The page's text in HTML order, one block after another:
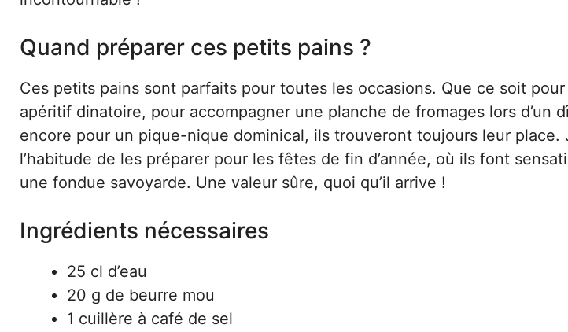
Quand préparer ces petits pains ?
Ces petits pains sont parfaits pour toutes les occasions. Que ce soit pour
apéritif dinatoire, pour accompagner une planche de fromages lors d’un
encore pour un pique-nique dominical, ils trouveront toujours leur place.
l’habitude de les préparer pour les fêtes de fin d’année, où ils font
une fondue savoyarde. Une valeur sûre, quoi qu’il arrive !
Ingrédients nécessaires
25 cl d’eau
20 g de beurre mou
1 cuillère à café de sel